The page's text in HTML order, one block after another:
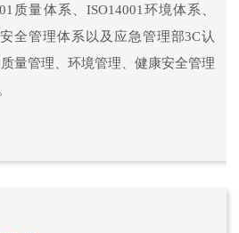
质量体系、ISO14001环境体系、
全管理体系以及应急管理部3C认
量管理、环境管理、健康安全管理